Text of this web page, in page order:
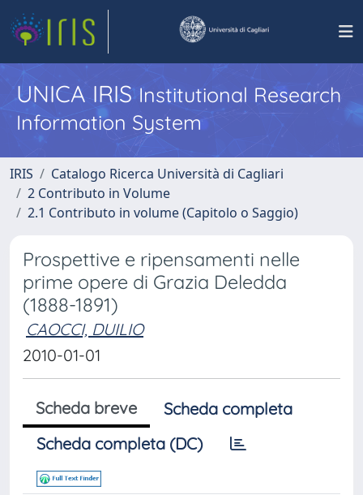
UNICA IRISInstitutional Research
Information System
IRIS
Catalogo Ricerca Università di Cagliari
2 Contributo in Volume
2.1 Contributo in volume (Capitolo o Saggio)
Prospettive e ripensamenti nelle
prime opere di Grazia Deledda
(1888-1891)
CAOCCI, DUILIO
2010-01-01
Scheda breve
Scheda completa
Scheda completa (DC)